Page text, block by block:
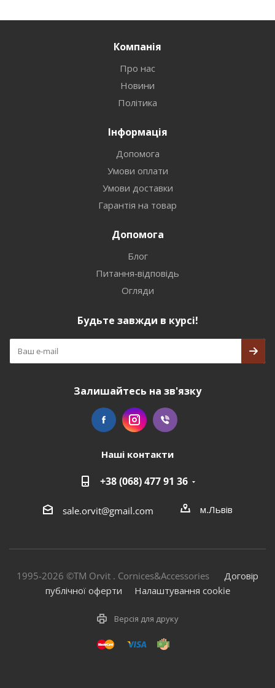
Компанія
Про нас
Новини
Політика
Інформація
Допомога
Умови оплати
Умови доставки
Гарантія на товар
Допомога
Блог
Питання-відповідь
Огляди
Будьте завжди в курсі!
Залишайтесь на зв'язку
Наші контакти
+38 (068) 477 91 36
sale.orvit@gmail.com м.Львів
1995-2026 ©TM Orvit . Cornices&Accessories Договір
публічної оферти
Налаштування cookie
Версія для друку